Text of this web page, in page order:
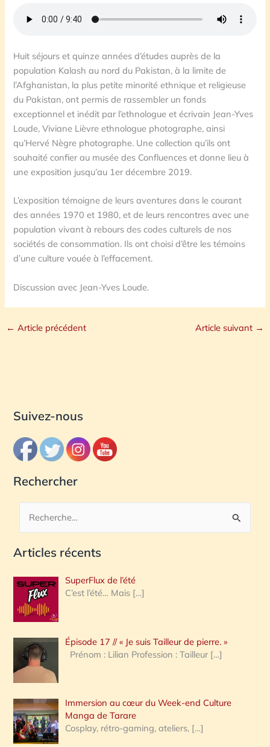
Huit séjours et quinze années d’études auprès de la
population Kalash au nord du Pakistan, à la limite de
l’Afghanistan, la plus petite minorité ethnique et religieuse
du Pakistan, ont permis de rassembler un fonds
exceptionnel et inédit par l’ethnologue et écrivain Jean-Yves
Loude, Viviane Lièvre ethnologue photographe, ainsi
qu’Hervé Nègre photographe. Une collection qu’ils ont
souhaité confier au musée des Confluences et donne lieu à
une exposition jusqu’au 1er décembre 2019.
L’exposition témoigne de leurs aventures dans le courant
des années 1970 et 1980, et de leurs rencontres avec une
population vivant à rebours des codes culturels de nos
sociétés de consommation. Ils ont choisi d’être les témoins
d’une culture vouée à l’effacement.
Discussion avec Jean-Yves Loude.
← Article précédent Article suivant →
Suivez-nous
Rechercher
c
e
r
c
h
e
:
Articles récents
SuperFlux de l’été
C’est l’été… Mais […]
Épisode 17 // « Je suis Tailleur de pierre. »
Prénom : Lilian Profession : Tailleur […]
Immersion au cœur du Week-end Culture
Manga de Tarare
Cosplay, rétro-gaming, ateliers, […]